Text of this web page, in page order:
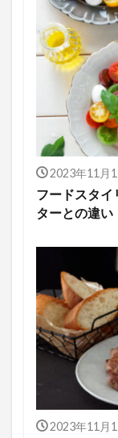
2023年11月
フードスタ
ターとの違い
2023年11月